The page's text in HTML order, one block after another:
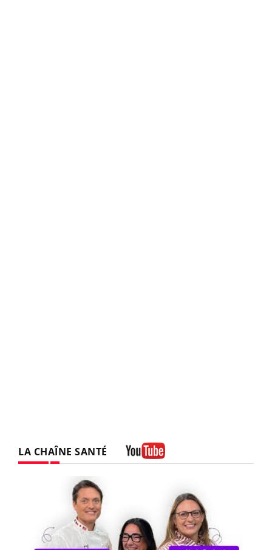
LA CHAÎNE SANTÉ